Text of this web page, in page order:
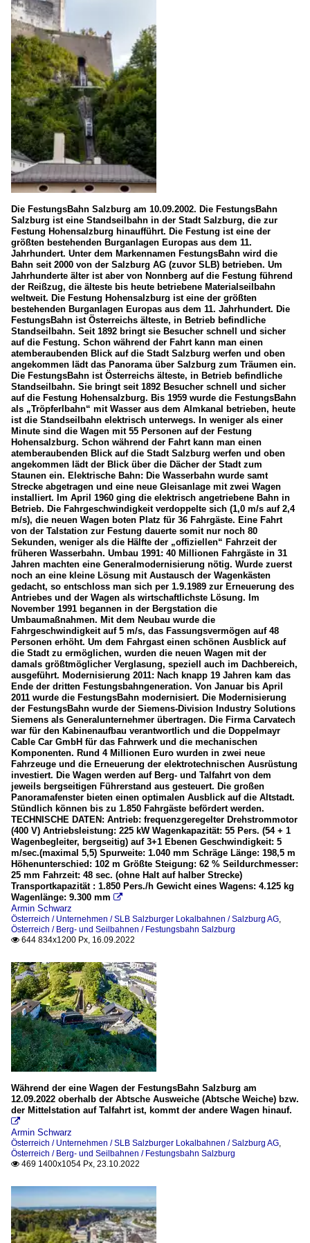
Die FestungsBahn Salzburg am 10.09.2002. Die FestungsBahn
Salzburg ist eine Standseilbahn in der Stadt Salzburg, die zur
Festung Hohensalzburg hinaufführt. Die Festung ist eine der
größten bestehenden Burganlagen Europas aus dem 11.
Jahrhundert. Unter dem Markennamen FestungsBahn wird die
Bahn seit 2000 von der Salzburg AG (zuvor SLB) betrieben. Um
Jahrhunderte älter ist aber von Nonnberg auf die Festung führend
der Reißzug, die älteste bis heute betriebene Materialseilbahn
weltweit. Die Festung Hohensalzburg ist eine der größten
bestehenden Burganlagen Europas aus dem 11. Jahrhundert. Die
FestungsBahn ist Österreichs älteste, in Betrieb befindliche
Standseilbahn. Seit 1892 bringt sie Besucher schnell und sicher
auf die Festung. Schon während der Fahrt kann man einen
atemberaubenden Blick auf die Stadt Salzburg werfen und oben
angekommen lädt das Panorama über Salzburg zum Träumen ein.
Die FestungsBahn ist Österreichs älteste, in Betrieb befindliche
Standseilbahn. Sie bringt seit 1892 Besucher schnell und sicher
auf die Festung Hohensalzburg. Bis 1959 wurde die FestungsBahn
als „Tröpferlbahn“ mit Wasser aus dem Almkanal betrieben, heute
ist die Standseilbahn elektrisch unterwegs. In weniger als einer
Minute sind die Wagen mit 55 Personen auf der Festung
Hohensalzburg. Schon während der Fahrt kann man einen
atemberaubenden Blick auf die Stadt Salzburg werfen und oben
angekommen lädt der Blick über die Dächer der Stadt zum
Staunen ein. Elektrische Bahn: Die Wasserbahn wurde samt
Strecke abgetragen und eine neue Gleisanlage mit zwei Wagen
installiert. Im April 1960 ging die elektrisch angetriebene Bahn in
Betrieb. Die Fahrgeschwindigkeit verdoppelte sich (1,0 m/s auf 2,4
m/s), die neuen Wagen boten Platz für 36 Fahrgäste. Eine Fahrt
von der Talstation zur Festung dauerte somit nur noch 80
Sekunden, weniger als die Hälfte der „offiziellen“ Fahrzeit der
früheren Wasserbahn. Umbau 1991: 40 Millionen Fahrgäste in 31
Jahren machten eine Generalmodernisierung nötig. Wurde zuerst
noch an eine kleine Lösung mit Austausch der Wagenkästen
gedacht, so entschloss man sich per 1.9.1989 zur Erneuerung des
Antriebes und der Wagen als wirtschaftlichste Lösung. Im
November 1991 begannen in der Bergstation die
Umbaumaßnahmen. Mit dem Neubau wurde die
Fahrgeschwindigkeit auf 5 m/s, das Fassungsvermögen auf 48
Personen erhöht. Um dem Fahrgast einen schönen Ausblick auf
die Stadt zu ermöglichen, wurden die neuen Wagen mit der
damals größtmöglicher Verglasung, speziell auch im Dachbereich,
ausgeführt. Modernisierung 2011: Nach knapp 19 Jahren kam das
Ende der dritten Festungsbahngeneration. Von Januar bis April
2011 wurde die FestungsBahn modernisiert. Die Modernisierung
der FestungsBahn wurde der Siemens-Division Industry Solutions
Siemens als Generalunternehmer übertragen. Die Firma Carvatech
war für den Kabinenaufbau verantwortlich und die Doppelmayr
Cable Car GmbH für das Fahrwerk und die mechanischen
Komponenten. Rund 4 Millionen Euro wurden in zwei neue
Fahrzeuge und die Erneuerung der elektrotechnischen Ausrüstung
investiert. Die Wagen werden auf Berg- und Talfahrt von dem
jeweils bergseitigen Führerstand aus gesteuert. Die großen
Panoramafenster bieten einen optimalen Ausblick auf die Altstadt.
Stündlich können bis zu 1.850 Fahrgäste befördert werden.
TECHNISCHE DATEN: Antrieb: frequenzgeregelter Drehstrommotor
(400 V) Antriebsleistung: 225 kW Wagenkapazität: 55 Pers. (54 + 1
Wagenbegleiter, bergseitig) auf 3+1 Ebenen Geschwindigkeit: 5
m/sec.(maximal 5,5) Spurweite: 1.040 mm Schräge Länge: 198,5 m
Höhenunterschied: 102 m Größte Steigung: 62 % Seildurchmesser:
25 mm Fahrzeit: 48 sec. (ohne Halt auf halber Strecke)
Transportkapazität : 1.850 Pers./h Gewicht eines Wagens: 4.125 kg
Wagenlänge: 9.300 mm 
Armin Schwarz
Österreich / Unternehmen / SLB Salzburger Lokalbahnen / Salzburg AG,
Österreich / Berg- und Seilbahnen / Festungsbahn Salzburg
 644 834x1200 Px, 16.09.2022
Während der eine Wagen der FestungsBahn Salzburg am
12.09.2022 oberhalb der Abtsche Ausweiche (Abtsche Weiche) bzw.
der Mittelstation auf Talfahrt ist, kommt der andere Wagen hinauf.

Armin Schwarz
Österreich / Unternehmen / SLB Salzburger Lokalbahnen / Salzburg AG,
Österreich / Berg- und Seilbahnen / Festungsbahn Salzburg
 469 1400x1054 Px, 23.10.2022